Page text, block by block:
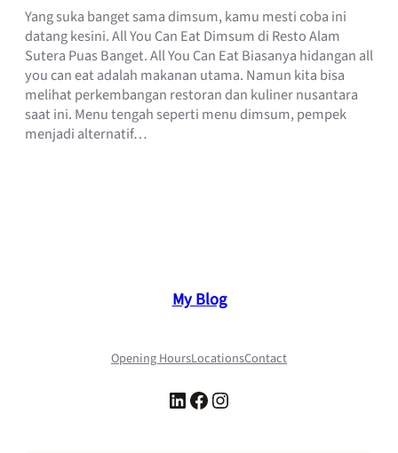
Yang suka banget sama dimsum, kamu mesti coba ini
datang kesini. All You Can Eat Dimsum di Resto Alam
Sutera Puas Banget. All You Can Eat Biasanya hidangan all
you can eat adalah makanan utama. Namun kita bisa
melihat perkembangan restoran dan kuliner nusantara
saat ini. Menu tengah seperti menu dimsum, pempek
menjadi alternatif…
My Blog
Opening HoursLocationsContact
LinkedIn Facebook Instagram